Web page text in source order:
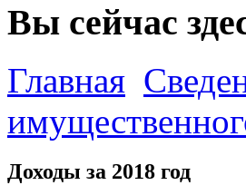
Вы сейчас
Главная
Доходы за 2018 год